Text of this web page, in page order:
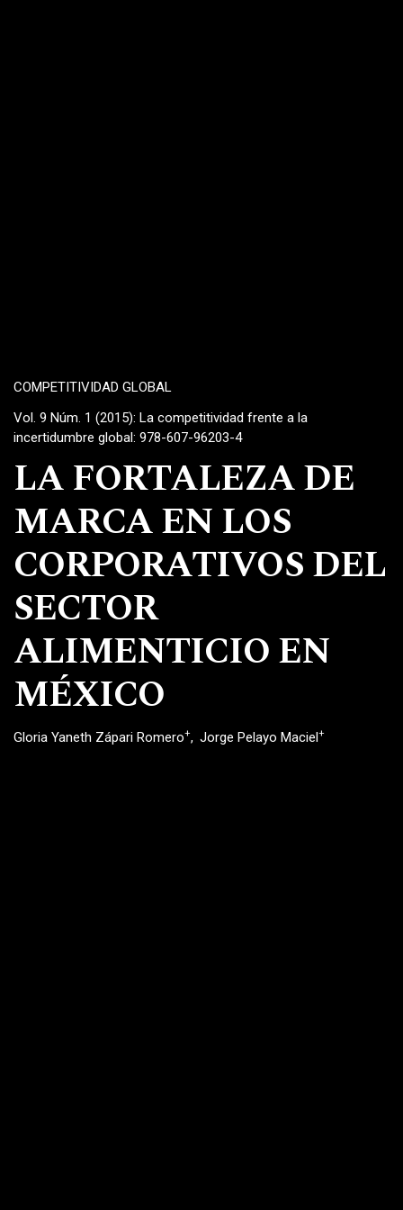
COMPETITIVIDAD GLOBAL
Vol. 9 Núm. 1 (2015): La competitividad frente a la
incertidumbre global: 978-607-96203-4
LA FORTALEZA DE
MARCA EN LOS
CORPORATIVOS DEL
SECTOR
ALIMENTICIO EN
MÉXICO
Gloria Yaneth Zápari Romero+ Jorge Pelayo Maciel+